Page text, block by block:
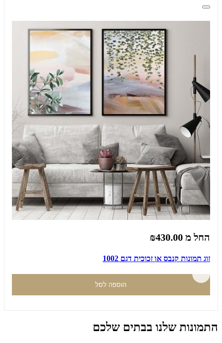
החל מ ₪430.00
זוג תמונות קנבס או זכוכית דגם 1002
הוספה לסל
התמונות שלנו בבתים שלכם